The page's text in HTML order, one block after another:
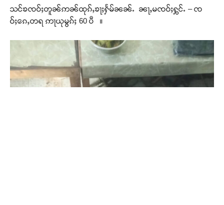
သင်ၶၸဝ်ႈတူၼ်ဢၼ်ထုၵ်ႇၶႃႈႁႅမ်ၼၼ်ႉ ၼႃႇမၸဝ်ႈႁွင်ႉ – ၸ
ဝ်ႈၵေႇတရ ဢႃယုမွၵ်ႈ 60 ပီ ။